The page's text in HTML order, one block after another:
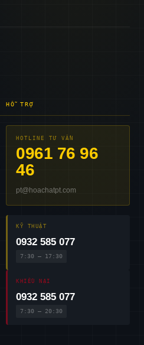
HỖ TRỢ
HOTLINE TƯ VẤN
0961 76 96
46
pt@hoachatpt.com
KỸ THUẬT
0932 585 077
7:30 – 17:30
KHIẾU NẠI
0932 585 077
7:30 – 20:30